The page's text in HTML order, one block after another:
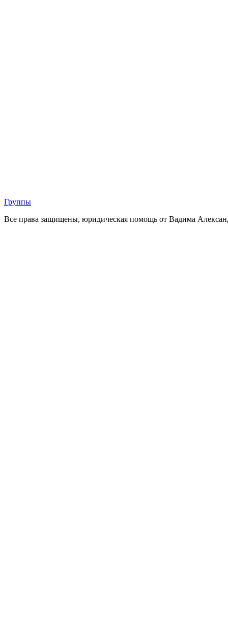
Группы
Все права защищены, юридическая помощь от Вадима